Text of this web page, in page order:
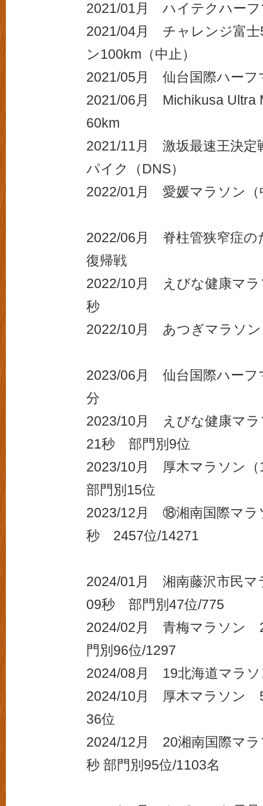
2021/01月 ハイテクハーフ
2021/04月 チャレンジ富士
ン100km（中止）
2021/05月 仙台国際ハーフ
2021/06月 Michikusa Ultra
60km
2021/11月 激坂最速王決定
パイク（DNS）
2022/01月 愛媛マラソン（
2022/06月 脊柱管狭窄症の
復帰戦
2022/10月 えびな健康マラ
秒
2022/10月 あつぎマラソン
2023/06月 仙台国際ハー
分
2023/10月 えびな健康マラ
21秒 部門別9位
2023/10月 厚木マラソン
部門別15位
2023/12月 ⑱湘南国際マ
秒 2457位/14271
2024/01月 湘南藤沢市民
09秒 部門別47位/775
2024/02月 青梅マラソン
門別96位/1297
2024/08月 19北海道マラ
2024/10月 厚木マラソン
36位
2024/12月 20湘南国際マ
秒 部門別95位/1103名